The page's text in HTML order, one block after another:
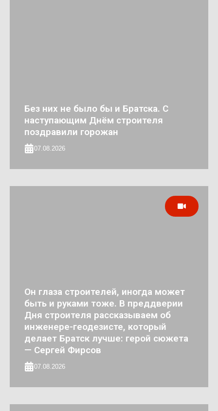
Без них не было бы и Братска. С
наступающим Днём строителя
поздравили горожан
07.08.2026
Он глаза строителей, иногда может
быть и руками тоже. В преддверии
Дня строителя рассказываем об
инженере-геодезисте, который
делает Братск лучше: герой сюжета
— Сергей Фирсов
07.08.2026